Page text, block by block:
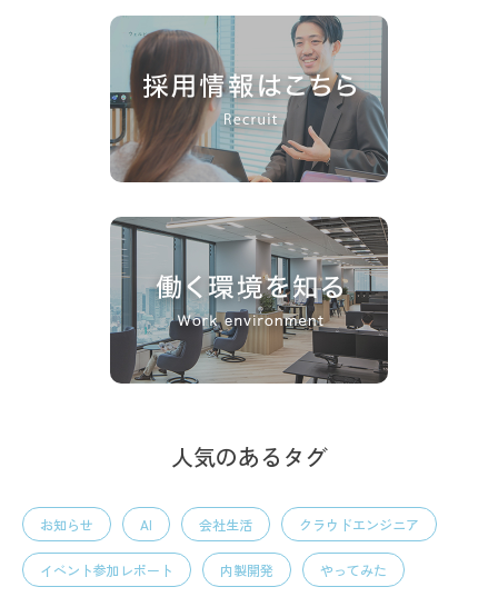
人気のあるタグ
お知らせ AI 会社生活 クラウドエンジニア
イベント参加レポート 内製開発 やってみた